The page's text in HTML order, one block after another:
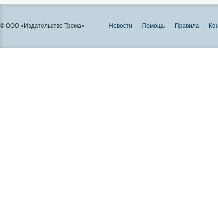
© ООО «Издательство Трема» Новости Помощь Правила